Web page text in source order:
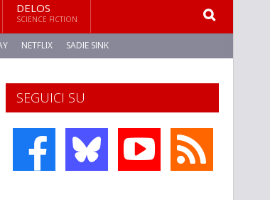
DELOS
SCIENCE FICTION
NETFLIX SADIE SINK
SEGUICI SU